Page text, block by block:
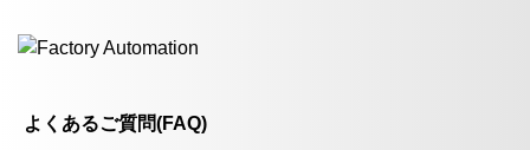
よくあるご質問(FAQ)